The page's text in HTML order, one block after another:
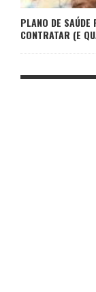
PLANO DE
CONTRATAR (E